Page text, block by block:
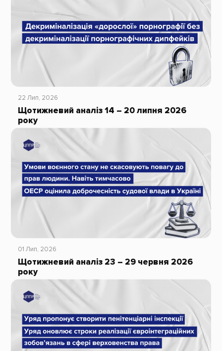
22 Лип, 2026
Щотижневий аналіз 14 – 20 липня 2026
року
01 Лип, 2026
Щотижневий аналіз 23 – 29 червня 2026
року